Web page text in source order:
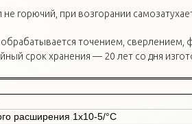
горючий, при возгорании
точением, сверлением,
срок хранения — 20 лет со дня
расширения 1х10-5/°С